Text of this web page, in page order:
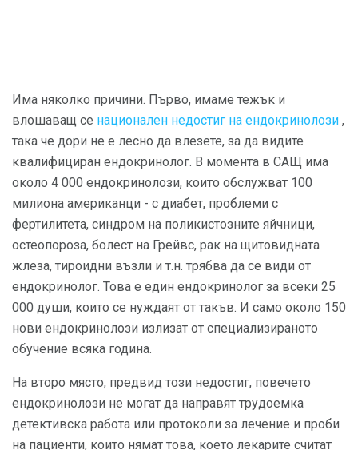
Има няколко причини. Първо, имаме тежък и
влошаващ се национален недостиг на ендокринолози ,
така че дори не е лесно да влезете, за да видите
квалифициран ендокринолог. В момента в САЩ има
около 4 000 ендокринолози, които обслужват 100
милиона американци - с диабет, проблеми с
фертилитета, синдром на поликистозните яйчници,
остеопороза, болест на Грейвс, рак на щитовидната
жлеза, тироидни възли и т.н. трябва да се види от
ендокринолог. Това е един ендокринолог за всеки 25
000 души, които се нуждаят от такъв. И само около 150
нови ендокринолози излизат от специализираното
обучение всяка година.
На второ място, предвид този недостиг, повечето
ендокринолози не могат да направят трудоемка
детективска работа или протоколи за лечение и проби
на пациенти, които нямат това, което лекарите считат